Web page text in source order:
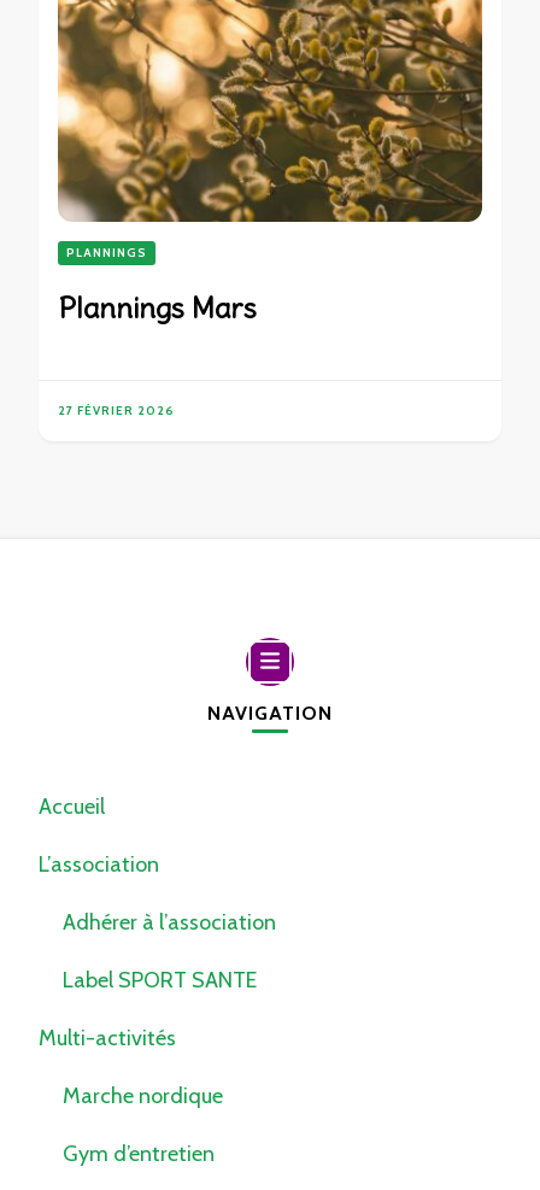
PLANNINGS
Plannings Mars
27 FÉVRIER 2026
NAVIGATION
Accueil
L’association
Adhérer à l’association
Label SPORT SANTE
Multi-activités
Marche nordique
Gym d’entretien